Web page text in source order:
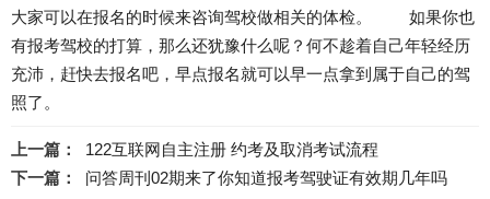
大家可以在报名的时候来咨询驾校做相关的体检。 如果你也
有报考驾校的打算，那么还犹豫什么呢？何不趁着自己年轻经历
充沛，赶快去报名吧，早点报名就可以早一点拿到属于自己的驾
照了。
上一篇：
122互联网自主注册 约考及取消考试流程
下一篇：
问答周刊02期来了你知道报考驾驶证有效期几年吗